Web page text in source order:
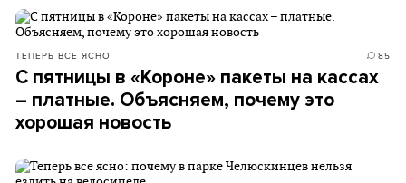
ТЕПЕРЬ ВСЕ ЯСНО 85
С пятницы в «Короне» пакеты на кассах
– платные. Объясняем, почему это
хорошая новость